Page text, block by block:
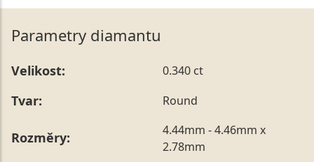
Parametry diamantu
Velikost: 0.340 ct
Tvar: Round
Rozměry:
4.44mm - 4.46mm x
2.78mm